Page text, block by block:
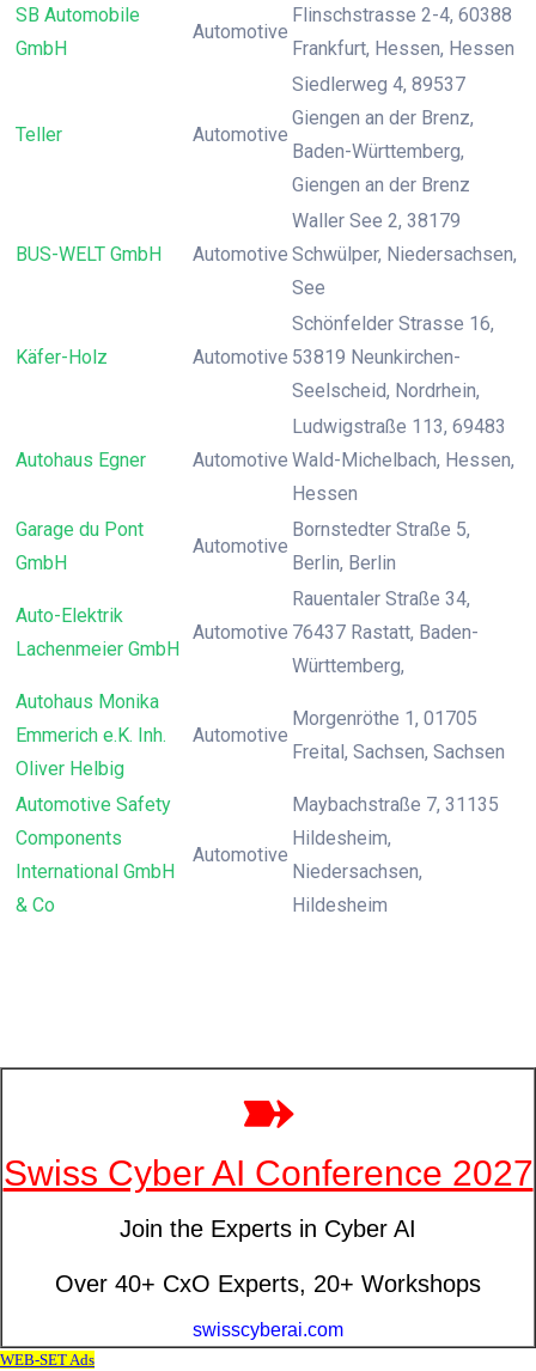
SB Automobile
GmbH
Automotive
Flinschstrasse 2-4, 60388
Frankfurt, Hessen, Hessen
Teller Automotive
Siedlerweg 4, 89537
Giengen an der Brenz,
Baden-Württemberg,
Giengen an der Brenz
BUS-WELT GmbH Automotive
Waller See 2, 38179
Schwülper, Niedersachsen,
See
Käfer-Holz Automotive
Schönfelder Strasse 16,
53819 Neunkirchen-
Seelscheid, Nordrhein,
Autohaus Egner Automotive
Ludwigstraße 113, 69483
Wald-Michelbach, Hessen,
Hessen
Garage du Pont
GmbH
Automotive
Bornstedter Straße 5,
Berlin, Berlin
Auto-Elektrik
Lachenmeier GmbH
Automotive
Rauentaler Straße 34,
76437 Rastatt, Baden-
Württemberg,
Autohaus Monika
Emmerich e.K. Inh.
Oliver Helbig
Automotive
Morgenröthe 1, 01705
Freital, Sachsen, Sachsen
Automotive Safety
Components
International GmbH
& Co
Automotive
Maybachstraße 7, 31135
Hildesheim,
Niedersachsen,
Hildesheim